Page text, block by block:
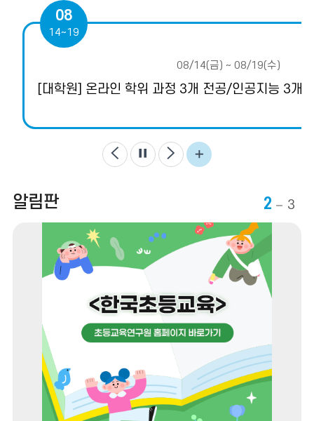
08
14~19
08/14(금) ~ 08/19(수)
[대학원] 온라인 학위 과정 3개 전공/인공지능 3개
이
정
다 더
알림판 2 3